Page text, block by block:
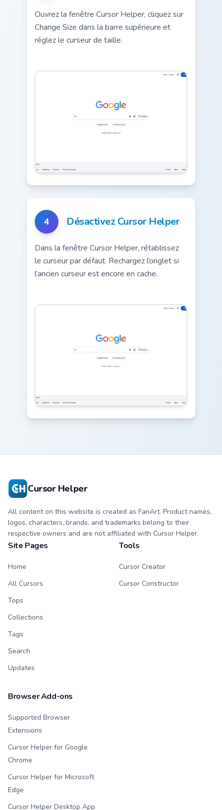
Ouvrez la fenêtre Cursor Helper, cliquez sur
Change Size dans la barre supérieure et
réglez le curseur de taille.
4 Désactivez Cursor Helper
Dans la fenêtre Cursor Helper, rétablissez
le curseur par défaut. Rechargez l’onglet si
l’ancien curseur est encore en cache.
Cursor Helper
All content on this website is created as FanArt. Product names,
logos, characters, brands, and trademarks belong to their
respective owners and are not affiliated with Cursor Helper.
Site Pages
Home
All Cursors
Tops
Collections
Tags
Search
Updates
Tools
Cursor Creator
Cursor Constructor
Browser Add-ons
Supported Browser
Extensions
Cursor Helper for Google
Chrome
Cursor Helper for Microsoft
Edge
Cursor Helper Desktop App